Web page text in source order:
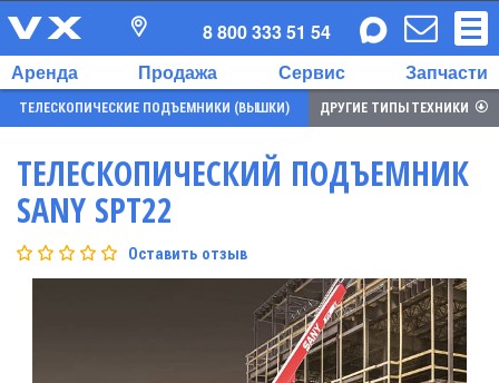
Аренда Продажа Сервис Запчасти
8 800 333 51 54
ТЕЛЕСКОПИЧЕСКИЕ ПОДЪЕМНИКИ (ВЫШКИ) ДРУГИЕ ТИПЫ ТЕХНИКИ
ТЕЛЕСКОПИЧЕСКИЙ ПОДЪЕМНИК
SANY SPT22
Оставить отзыв